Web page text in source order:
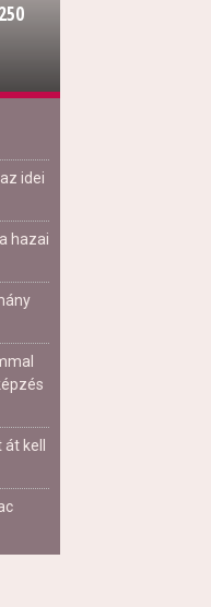
idei
hazai
kell